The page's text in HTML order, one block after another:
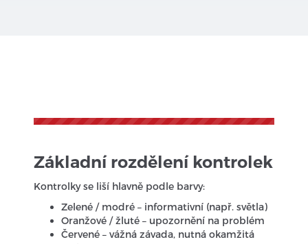
Základní rozdělení kontrolek
Kontrolky se liší hlavně podle barvy:
Zelené / modré – informativní (např. světla)
Oranžové / žluté – upozornění na problém
Červené – vážná závada, nutná okamžitá